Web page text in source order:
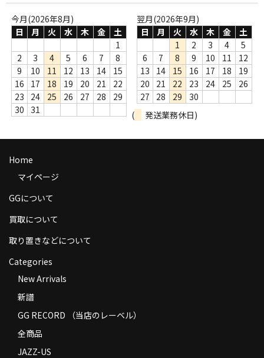
返品
コンディション
Privacy Policy
特定商取引法に基づく表示
今月(2026年8月)
日
月 火 水 木 金
土
1
2
3 4 5 6 7
8
9
10 11 12 13 14
15
16
17 18 19 20 21
22
23
24 25 26 27 28
29
30
31
翌月(2026年9月)
日
月 火 水 木 金
土
1
2 3 4
5
6
7 8 9 10 11
12
13
14 15 16 17 18
19
20
21 22 23 24 25
26
27
28 29
30
(
発送業務休日)
Home
マイページ
GGについて
買取について
取り置きなどについて
Categories
New Arrivals
新譜
GG RECORD （当店のレーベル）
全商品
JAZZ-US